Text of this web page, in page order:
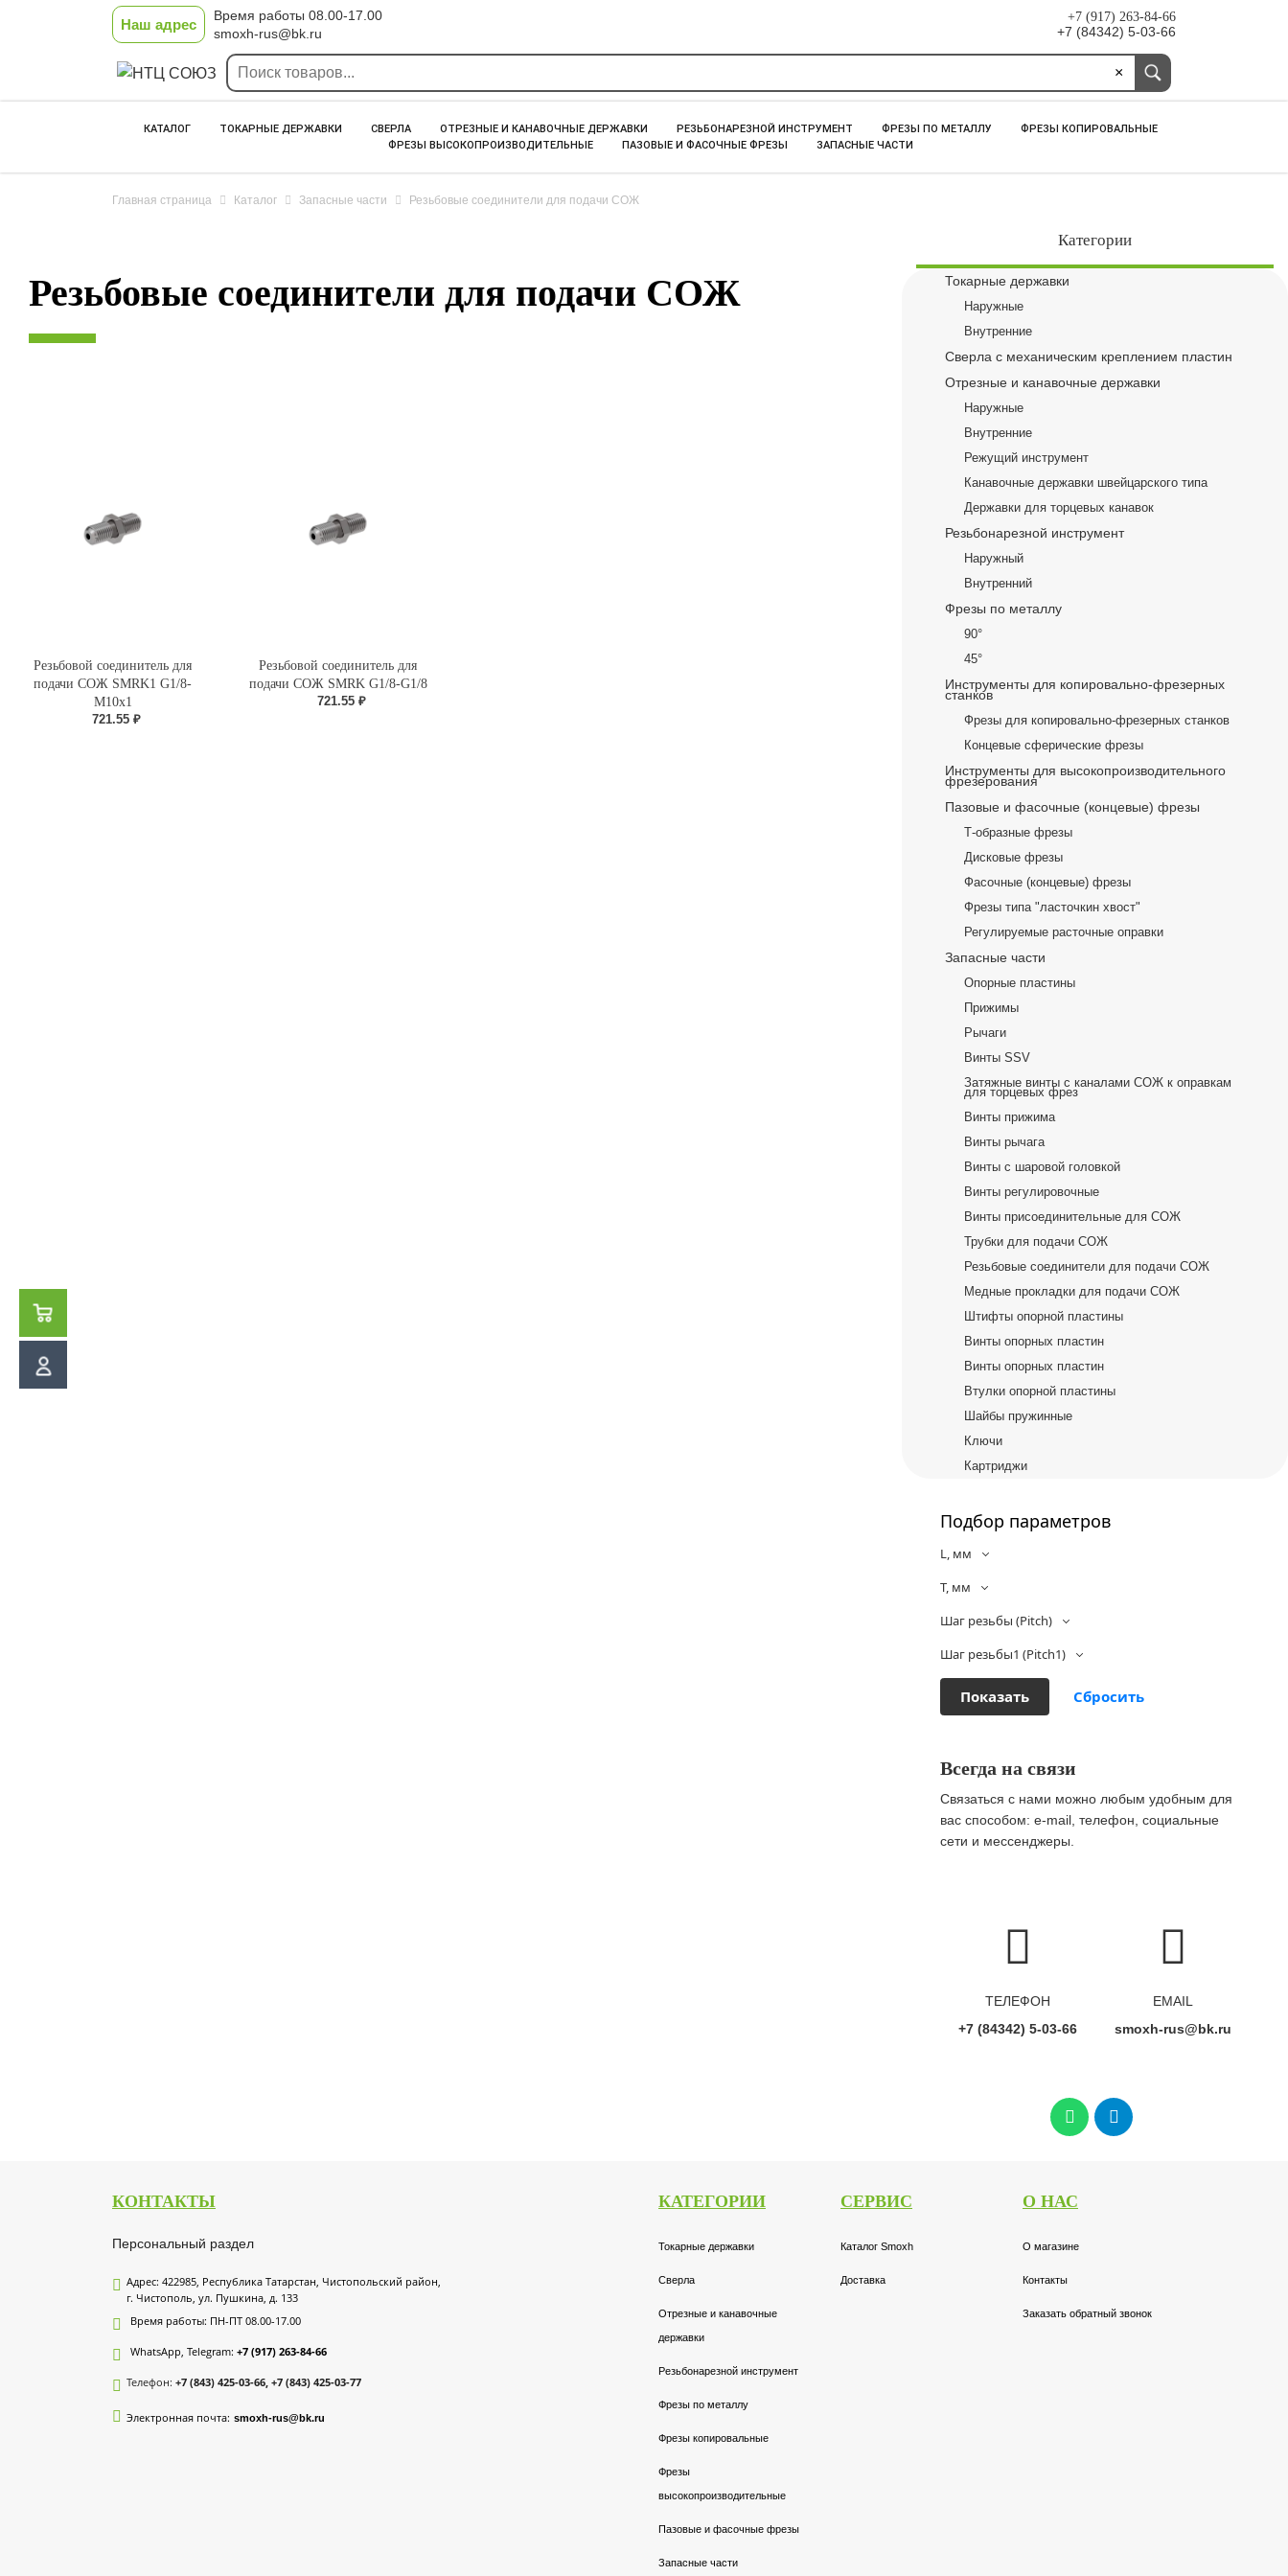
Наш адрес
Время работы 08.00-17.00
smoxh-rus@bk.ru
+7 (917) 263-84-66
+7 (84342) 5-03-66
×
КАТАЛОГ ТОКАРНЫЕ ДЕРЖАВКИ СВЕРЛА ОТРЕЗНЫЕ И КАНАВОЧНЫЕ ДЕРЖАВКИ РЕЗЬБОНАРЕЗНОЙ ИНСТРУМЕНТ ФРЕЗЫ ПО МЕТАЛЛУ
ФРЕЗЫ КОПИРОВАЛЬНЫЕ
ФРЕЗЫ ВЫСОКОПРОИЗВОДИТЕЛЬНЫЕ
ПАЗОВЫЕ И ФАСОЧНЫЕ ФРЕЗЫ ЗАПАСНЫЕ ЧАСТИ
Главная страница Каталог Запасные части Резьбовые соединители для подачи СОЖ
Категории
Токарные державки
Наружные
Внутренние
Сверла с механическим креплением пластин
Отрезные и канавочные державки
Наружные
Внутренние
Режущий инструмент
Канавочные державки швейцарского типа
Державки для торцевых канавок
Резьбонарезной инструмент
Наружный
Внутренний
Фрезы по металлу
90°
45°
Инструменты для копировально-фрезерных
станков
Фрезы для копировально-фрезерных станков
Концевые сферические фрезы
Инструменты для высокопроизводительного
фрезерования
Пазовые и фасочные (концевые) фрезы
Т-образные фрезы
Дисковые фрезы
Фасочные (концевые) фрезы
Фрезы типа "ласточкин хвост"
Регулируемые расточные оправки
Запасные части
Опорные пластины
Прижимы
Рычаги
Винты SSV
Затяжные винты c каналами СОЖ к оправкам
для торцевых фрез
Винты прижима
Винты рычага
Винты с шаровой головкой
Винты регулировочные
Винты присоединительные для СОЖ
Трубки для подачи СОЖ
Резьбовые соединители для подачи СОЖ
Медные прокладки для подачи СОЖ
Штифты опорной пластины
Винты опорных пластин
Винты опорных пластин
Втулки опорной пластины
Шайбы пружинные
Ключи
Картриджи
Подбор параметров
L, мм
T, мм
Шаг резьбы (Pitch)
Шаг резьбы1 (Pitch1)
Всегда на связи
Связаться с нами можно любым удобным для
вас способом: e-mail, телефон, социальные
сети и мессенджеры.
ТЕЛЕФОН
+7 (84342) 5-03-66
EMAIL
smoxh-rus@bk.ru
Резьбовые соединители для подачи СОЖ
Резьбовой соединитель для
подачи СОЖ SMRK1 G1/8-
M10x1
721.55 ₽
Резьбовой соединитель для
подачи СОЖ SMRK G1/8-G1/8
721.55 ₽
КОНТАКТЫ
Персональный раздел
Адрес: 422985, Республика Татарстан, Чистопольский район,
г. Чистополь, ул. Пушкина, д. 133
Время работы: ПН-ПТ 08.00-17.00
WhatsApp, Telegram: +7 (917) 263-84-66
Телефон: +7 (843) 425-03-66, +7 (843) 425-03-77
Электронная почта: smoxh-rus@bk.ru
КАТЕГОРИИ
Токарные державки
Сверла
Отрезные и канавочные
державки
Резьбонарезной инструмент
Фрезы по металлу
Фрезы копировальные
Фрезы
высокопроизводительные
Пазовые и фасочные фрезы
Запасные части
СЕРВИС
Каталог Smoxh
Доставка
О НАС
О магазине
Контакты
Заказать обратный звонок